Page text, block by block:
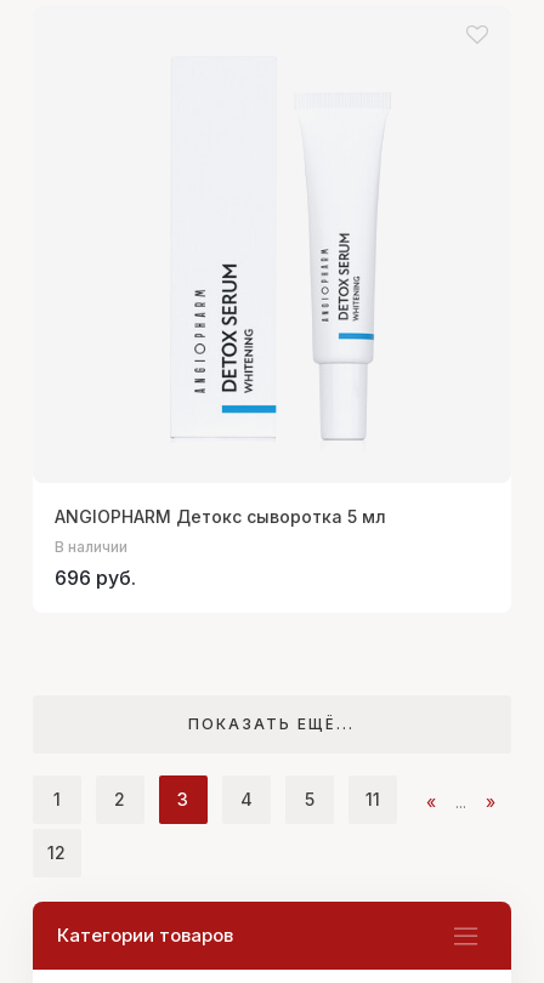
ANGIOPHARM Детокс сыворотка 5 мл
В наличии
696 руб.
ПОКАЗАТЬ ЕЩЁ...
«
1 2 3 4 5 ...
11
12
»
Категории товаров